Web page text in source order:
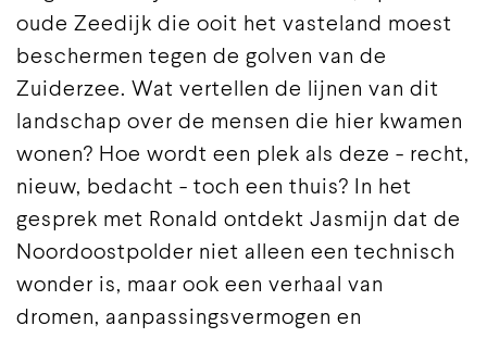
oude Zeedijk die ooit het vasteland moest
beschermen tegen de golven van de
Zuiderzee. Wat vertellen de lijnen van dit
landschap over de mensen die hier kwamen
wonen? Hoe wordt een plek als deze - recht,
nieuw, bedacht - toch een thuis? In het
gesprek met Ronald ontdekt Jasmijn dat de
Noordoostpolder niet alleen een technisch
wonder is, maar ook een verhaal van
dromen, aanpassingsvermogen en